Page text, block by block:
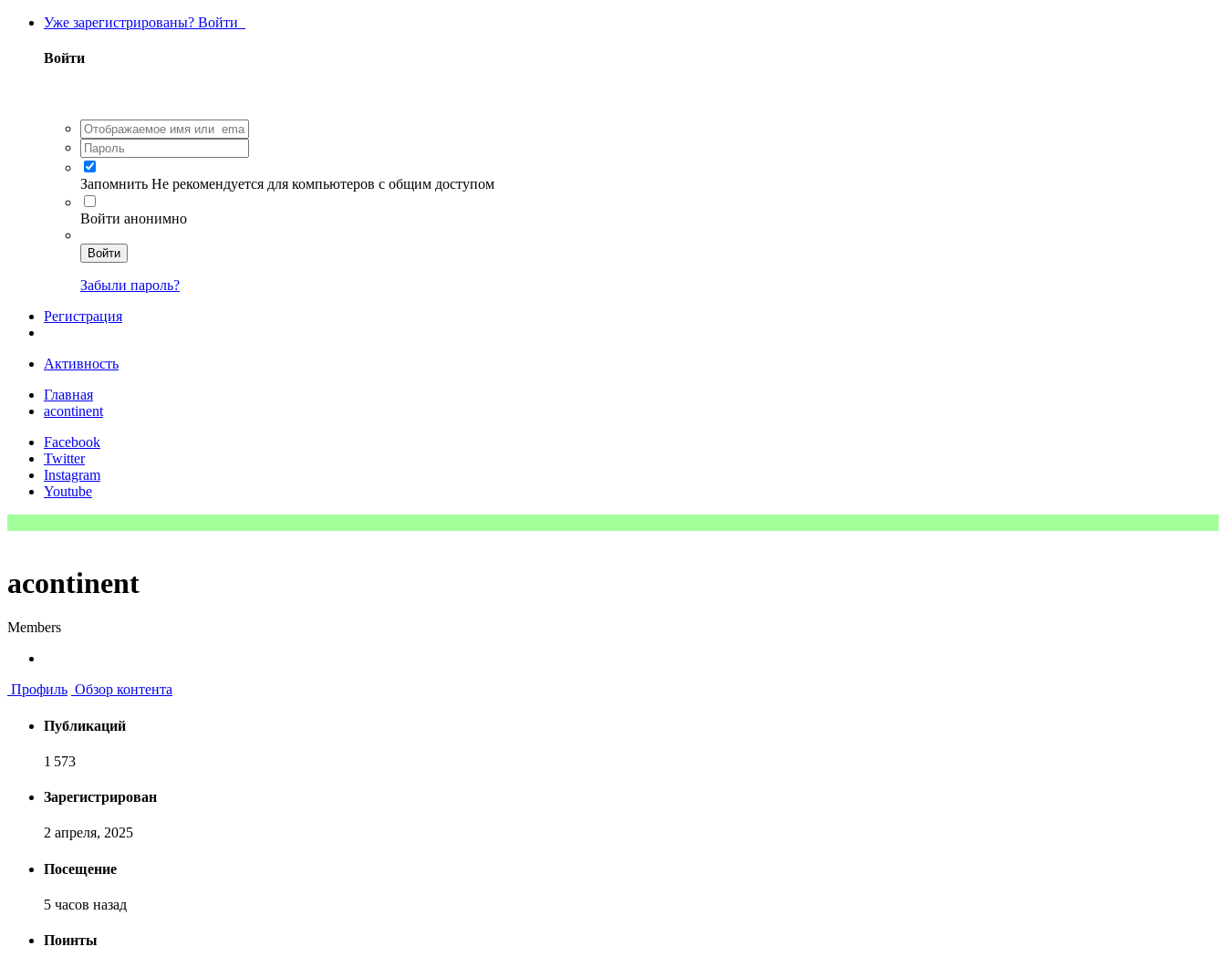
Уже зарегистрированы? Войти
Войти
Запомнить Не рекомендуется для компьютеров с общим доступом
Войти анонимно
Войти
Забыли пароль?
Регистрация
Активность
Главная
acontinent
Facebook
Twitter
Instagram
Youtube
acontinent
Members
Профиль Обзор контента
Публикаций
1 573
Зарегистрирован
2 апреля, 2025
Посещение
5 часов назад
Поинты